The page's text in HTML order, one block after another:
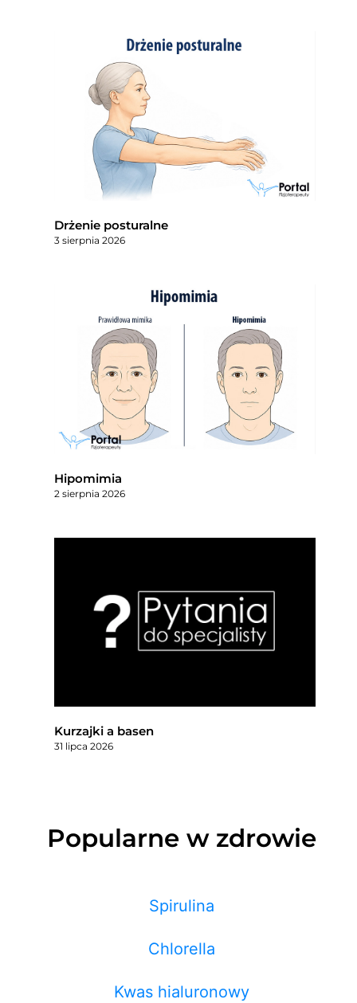
Drżenie posturalne
3 sierpnia 2026
Hipomimia
2 sierpnia 2026
Kurzajki a basen
31 lipca 2026
Popularne w zdrowie
Spirulina
Chlorella
Kwas hialuronowy